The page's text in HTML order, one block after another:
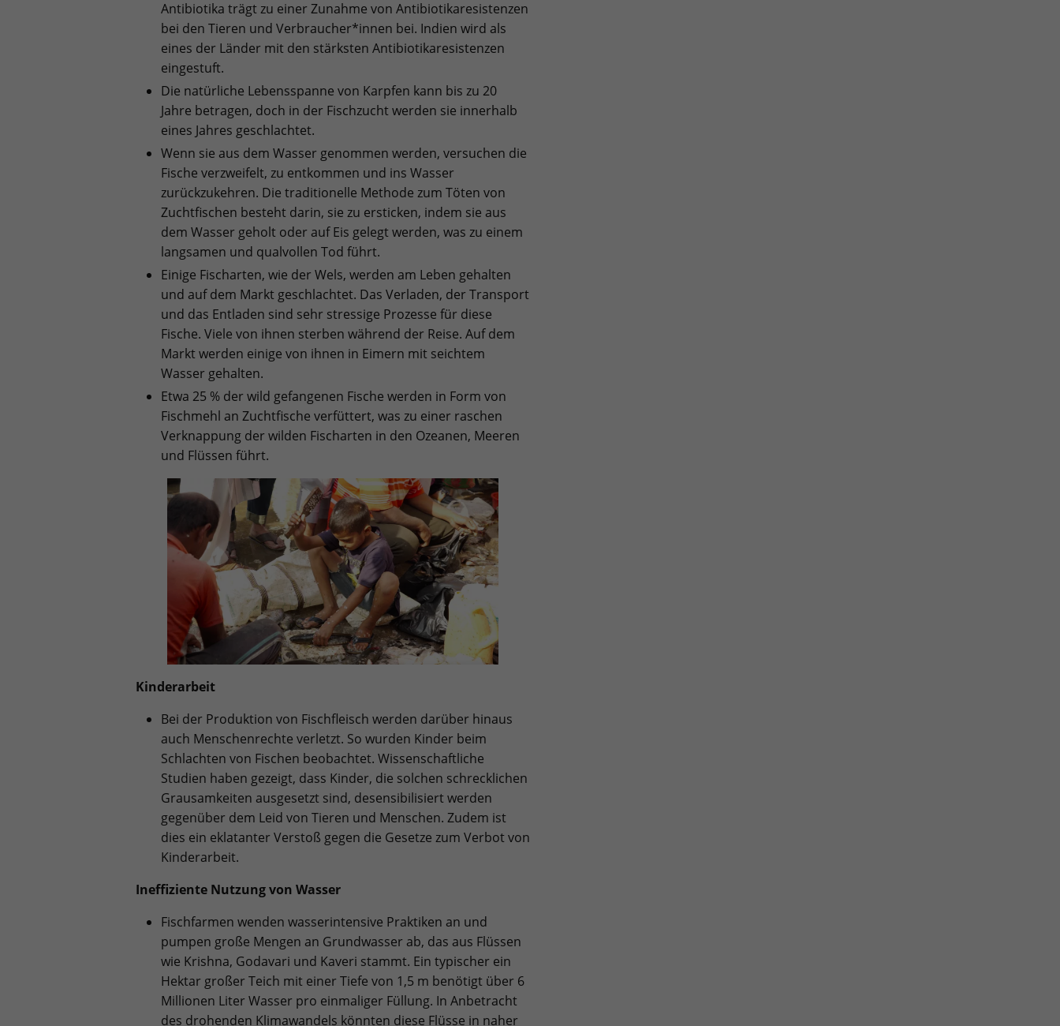
Antibiotika trägt zu einer Zunahme von Antibiotikaresistenzen
bei den Tieren und Verbraucher*innen bei. Indien wird als
eines der Länder mit den stärksten Antibiotikaresistenzen
eingestuft.
Die natürliche Lebensspanne von Karpfen kann bis zu 20
Jahre betragen, doch in der Fischzucht werden sie innerhalb
eines Jahres geschlachtet.
Wenn sie aus dem Wasser genommen werden, versuchen die
Fische verzweifelt, zu entkommen und ins Wasser
zurückzukehren. Die traditionelle Methode zum Töten von
Zuchtfischen besteht darin, sie zu ersticken, indem sie aus
dem Wasser geholt oder auf Eis gelegt werden, was zu einem
langsamen und qualvollen Tod führt.
Einige Fischarten, wie der Wels, werden am Leben gehalten
und auf dem Markt geschlachtet. Das Verladen, der Transport
und das Entladen sind sehr stressige Prozesse für diese
Fische. Viele von ihnen sterben während der Reise. Auf dem
Markt werden einige von ihnen in Eimern mit seichtem
Wasser gehalten.
Etwa 25 % der wild gefangenen Fische werden in Form von
Fischmehl an Zuchtfische verfüttert, was zu einer raschen
Verknappung der wilden Fischarten in den Ozeanen, Meeren
und Flüssen führt.
Kinderarbeit
Bei der Produktion von Fischfleisch werden darüber hinaus
auch Menschenrechte verletzt. So wurden Kinder beim
Schlachten von Fischen beobachtet. Wissenschaftliche
Studien haben gezeigt, dass Kinder, die solchen schrecklichen
Grausamkeiten ausgesetzt sind, desensibilisiert werden
gegenüber dem Leid von Tieren und Menschen. Zudem ist
dies ein eklatanter Verstoß gegen die Gesetze zum Verbot von
Kinderarbeit.
Ineffiziente Nutzung von Wasser
Fischfarmen wenden wasserintensive Praktiken an und
pumpen große Mengen an Grundwasser ab, das aus Flüssen
wie Krishna, Godavari und Kaveri stammt. Ein typischer ein
Hektar großer Teich mit einer Tiefe von 1,5 m benötigt über 6
Millionen Liter Wasser pro einmaliger Füllung. In Anbetracht
des drohenden Klimawandels könnten diese Flüsse in naher